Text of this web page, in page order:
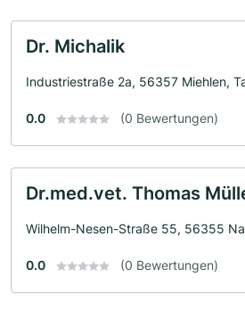
Dr. Michalik
Industriestraße 2a, 56357 Miehlen,
0.0 (0 Bewertungen)
Dr.med.vet. Thomas
Wilhelm-Nesen-Straße 55, 56355
0.0 (0 Bewertungen)